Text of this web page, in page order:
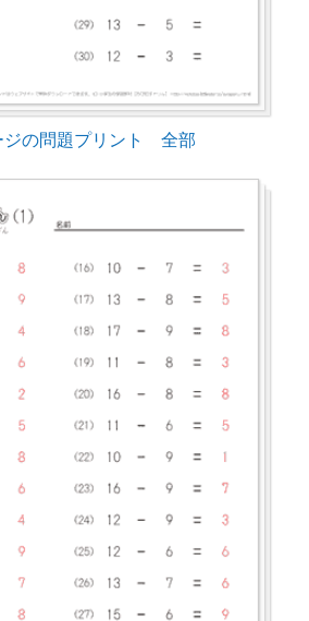
ジの問題プリント 全部